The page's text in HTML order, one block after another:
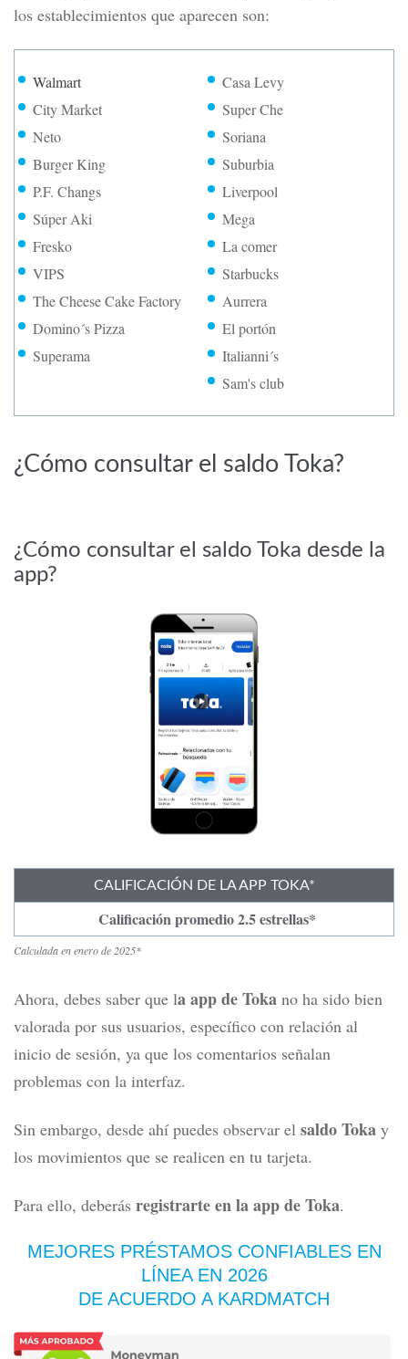
los establecimientos que aparecen son:
Walmart
City Market
Neto
Burger King
P.F. Changs
Súper Aki
Fresko
VIPS
The Cheese Cake Factory
Domino´s Pizza
Superama
Casa Levy
Super Che
Soriana
Suburbia
Liverpool
Mega
La comer
Starbucks
Aurrera
El portón
Italianni´s
Sam's club
¿Cómo consultar el saldo Toka?
¿Cómo consultar el saldo Toka desde la
app?
CALIFICACIÓN DE LA APP TOKA*
Calificación promedio 2.5 estrellas*
Calculada en enero de 2025*
Ahora, debes saber que la app de Toka no ha sido bien
valorada por sus usuarios, específico con relación al
inicio de sesión, ya que los comentarios señalan
problemas con la interfaz.
Sin embargo, desde ahí puedes observar el saldo Toka y
los movimientos que se realicen en tu tarjeta.
Para ello, deberás registrarte en la app de Toka.
MEJORES PRÉSTAMOS CONFIABLES EN
LÍNEA EN 2026
DE ACUERDO A KARDMATCH